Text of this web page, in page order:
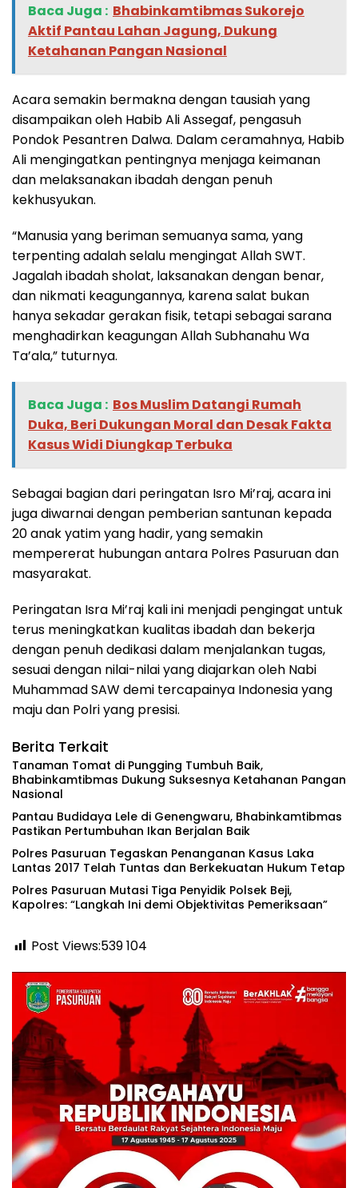
Baca Juga : Bhabinkamtibmas Sukorejo
Aktif Pantau Lahan Jagung, Dukung
Ketahanan Pangan Nasional
Acara semakin bermakna dengan tausiah yang
disampaikan oleh Habib Ali Assegaf, pengasuh
Pondok Pesantren Dalwa. Dalam ceramahnya, Habib
Ali mengingatkan pentingnya menjaga keimanan
dan melaksanakan ibadah dengan penuh
kekhusyukan.
“Manusia yang beriman semuanya sama, yang
terpenting adalah selalu mengingat Allah SWT.
Jagalah ibadah sholat, laksanakan dengan benar,
dan nikmati keagungannya, karena salat bukan
hanya sekadar gerakan fisik, tetapi sebagai sarana
menghadirkan keagungan Allah Subhanahu Wa
Ta’ala,” tuturnya.
Baca Juga : ‎Bos Muslim Datangi Rumah
Duka, Beri Dukungan Moral dan Desak Fakta
Kasus Widi Diungkap Terbuka
Sebagai bagian dari peringatan Isro Mi’raj, acara ini
juga diwarnai dengan pemberian santunan kepada
20 anak yatim yang hadir, yang semakin
mempererat hubungan antara Polres Pasuruan dan
masyarakat.
Peringatan Isra Mi’raj kali ini menjadi pengingat untuk
terus meningkatkan kualitas ibadah dan bekerja
dengan penuh dedikasi dalam menjalankan tugas,
sesuai dengan nilai-nilai yang diajarkan oleh Nabi
Muhammad SAW demi tercapainya Indonesia yang
maju dan Polri yang presisi.
Berita Terkait
Tanaman Tomat di Pungging Tumbuh Baik,
Bhabinkamtibmas Dukung Suksesnya Ketahanan Pangan
Nasional
Pantau Budidaya Lele di Genengwaru, Bhabinkamtibmas
Pastikan Pertumbuhan Ikan Berjalan Baik
Polres Pasuruan Tegaskan Penanganan Kasus Laka
Lantas 2017 Telah Tuntas dan Berkekuatan Hukum Tetap
‎Polres Pasuruan Mutasi Tiga Penyidik Polsek Beji,
Kapolres: “Langkah Ini demi Objektivitas Pemeriksaan”
Post Views:539104